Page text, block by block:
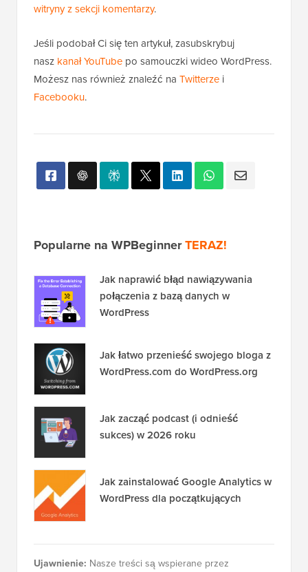
witryny z sekcji komentarzy.
Jeśli podobał Ci się ten artykuł, zasubskrybuj
nasz kanał YouTube po samouczki wideo WordPress.
Możesz nas również znaleźć na Twitterze i
Facebooku.
Popularne na WPBeginnerTERAZ!
Jak naprawić błąd nawiązywania
połączenia z bazą danych w
WordPress
Jak łatwo przenieść swojego bloga z
WordPress.com do WordPress.org
Jak zacząć podcast (i odnieść
sukces) w 2026 roku
Jak zainstalować Google Analytics w
WordPress dla początkujących
Ujawnienie: Nasze treści są wspierane przez